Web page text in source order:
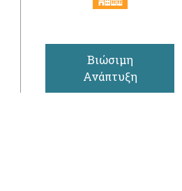
Βιώσιμη
Ανάπτυξη